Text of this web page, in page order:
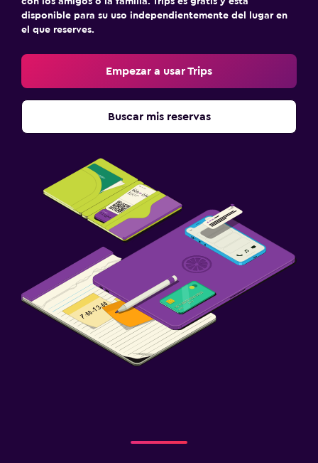
Armario o clóset
Zona de trabajo
Escritorio
Cuna/cama nido disponibles
Comidas para niños
Plancha y tabla de planchar
disponible para su uso independientemente del lugar en
el que reserves.
Empezar a usar Trips
Buscar mis reservas